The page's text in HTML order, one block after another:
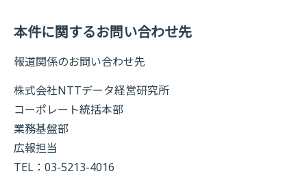
本件に関するお問い合わせ先
報道関係のお問い合わせ先
株式会社NTTデータ経営研究所
コーポレート統括本部
業務基盤部
広報担当
TEL：03-5213-4016